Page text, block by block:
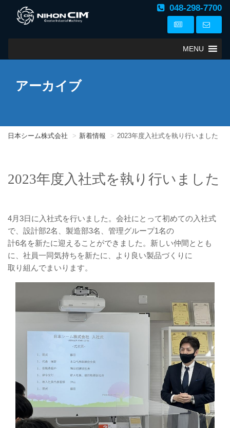
048-298-7700
MENU
アーカイブ
日本シーム株式会社 新着情報 2023年度入社式を執り行いました
2023年度入社式を執り行いました
4月3日に入社式を行いました。会社にとって初めての入社式
で、設計部2名、製造部3名、管理グループ1名の
計6名を新たに迎えることができました。新しい仲間ととも
に、社員一同気持ちを新たに、より良い製品づくりに
取り組んでまいります。